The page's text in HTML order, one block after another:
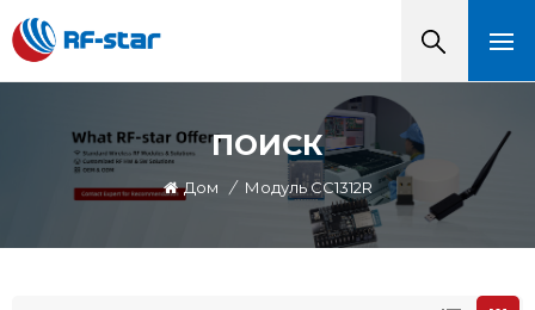
ПОИСК
Дом / Модуль CC1312R